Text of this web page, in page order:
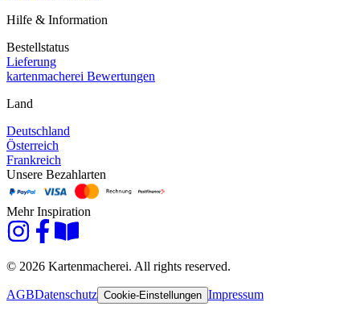
Hilfe & Information
Bestellstatus
Lieferung
kartenmacherei Bewertungen
Land
Deutschland
Österreich
Frankreich
Unsere Bezahlarten
Mehr Inspiration
© 2026 Kartenmacherei. All rights reserved.
AGBDatenschutz Cookie-Einstellungen Impressum